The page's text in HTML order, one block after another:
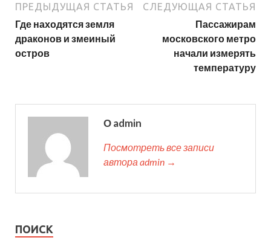
ПРЕДЫДУЩАЯ СТАТЬЯ
Где находятся земля
драконов и змеиный
остров
СЛЕДУЮЩАЯ СТАТЬЯ
Пассажирам
московского метро
начали измерять
температуру
О admin
Посмотреть все записи
автора admin →
ПОИСК